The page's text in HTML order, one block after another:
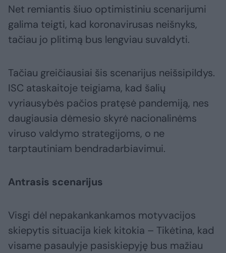
Net remiantis šiuo optimistiniu scenarijumi
galima teigti, kad koronavirusas neišnyks,
tačiau jo plitimą bus lengviau suvaldyti.
Tačiau greičiausiai šis scenarijus neišsipildys.
ISC ataskaitoje teigiama, kad šalių
vyriausybės pačios pratęsė pandemiją, nes
daugiausia dėmesio skyrė nacionalinėms
viruso valdymo strategijoms, o ne
tarptautiniam bendradarbiavimui.
Antrasis scenarijus
Visgi dėl nepakankankamos motyvacijos
skiepytis situacija kiek kitokia – Tikėtina, kad
visame pasaulyje pasiskiepyję bus mažiau